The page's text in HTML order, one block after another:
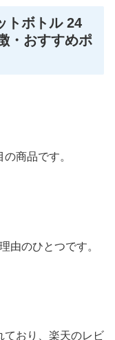
トボトル 24
・おすすめポ
商品です。
由のひとつです。
ており、楽天のレビ